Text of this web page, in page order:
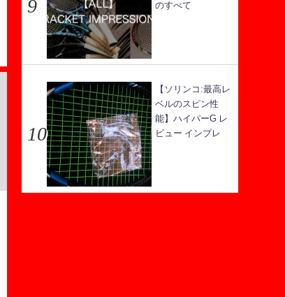
のすべて
【ソリンコ:最高レ
ベルのスピン性
能】ハイパーG レ
ビュー インプレ